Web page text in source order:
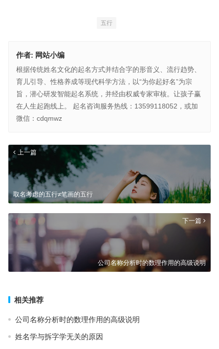
五行
作者: 网站小编
根据传统姓名文化的起名方式并结合字的形音义、流行趋势、
育儿引导、性格养成等现代科学方法，以“为你起好名”为宗
旨，潜心研发智能起名系统，并经由权威专家审核。让孩子赢
在人生起跑线上。 起名咨询服务热线：13599118052，或加
微信：cdqmwz
上一篇
取名考虑的五行≠笔画的五行
下一篇
公司名称分析时的数理作用的高级说明
相关推荐
公司名称分析时的数理作用的高级说明
姓名学与拆字学无关的原因